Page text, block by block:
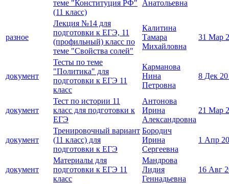
теме "Конституция РФ"
(11 класс)
Анатольевна
разное
Лекция №14 для
подготовки к ЕГЭ, 11
(профильный) класс по
теме "Свойства солей"
Калитина
Тамара
Михайловна
31 Мар
документ
Тесты по теме
"Политика" для
подготовки к ЕГЭ 11
класс
Карманова
Нина
Петровна
8 Дек
документ
Тест по истории 11
класс для подготовки к
ЕГЭ
Антонова
Ирина
Александровна
21 Мар
документ
Тренировочный вариант
(11 класс) для
подготовки к ЕГЭ
Бородич
Ирина
Сергеевна
1 Апр
документ
Материалы для
подготовки к ЕГЭ 11
класс
Мандрова
Лидия
Геннадьевна
16 Авг